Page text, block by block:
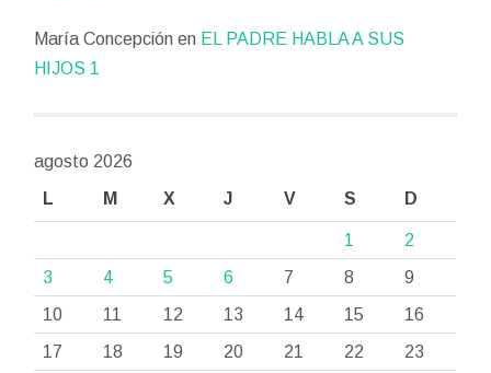
María Concepción en EL PADRE HABLA A SUS
HIJOS 1
agosto 2026
L
M X J V S D
1
2
3
4 5 6 7 8
9
10
11 12 13 14 15
16
17
18 19 20 21 22
23